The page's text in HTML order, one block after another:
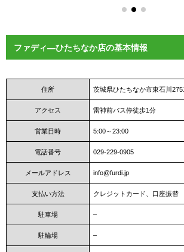
ファディ―ひたちなか店の基本情報
住所 茨城県ひたちなか市東石川
アクセス 雷神前バス停徒歩1分
営業日時 5:00～23:00
電話番号 029-229-0905
メールアドレス info@furdi.jp
支払い方法 クレジットカード、口座振替
駐車場 –
駐輪場 –